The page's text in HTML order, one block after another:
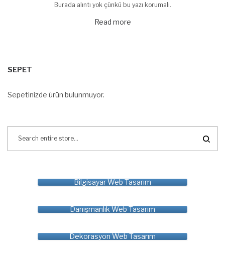
Burada alıntı yok çünkü bu yazı korumalı.
Read more
SEPET
Sepetinizde ürün bulunmuyor.
Bilgisayar Web Tasarım
Danışmanlık Web Tasarım
Dekorasyon Web Tasarım